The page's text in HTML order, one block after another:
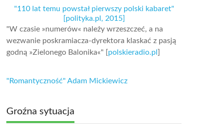
"110 lat temu powstał pierwszy polski kabaret"
[polityka.pl, 2015]
"W czasie »numerów« należy wrzeszczeć, a na
wezwanie poskramiacza-dyrektora klaskać z pasją
godną »Zielonego Balonika«" [ polskieradio.pl
"Romantyczność" Adam Mickiewicz
Groźna sytuacja